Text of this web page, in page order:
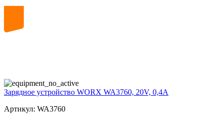
Зарядное устройство WORX WA3760, 20V, 0,4A
Артикул: WA3760